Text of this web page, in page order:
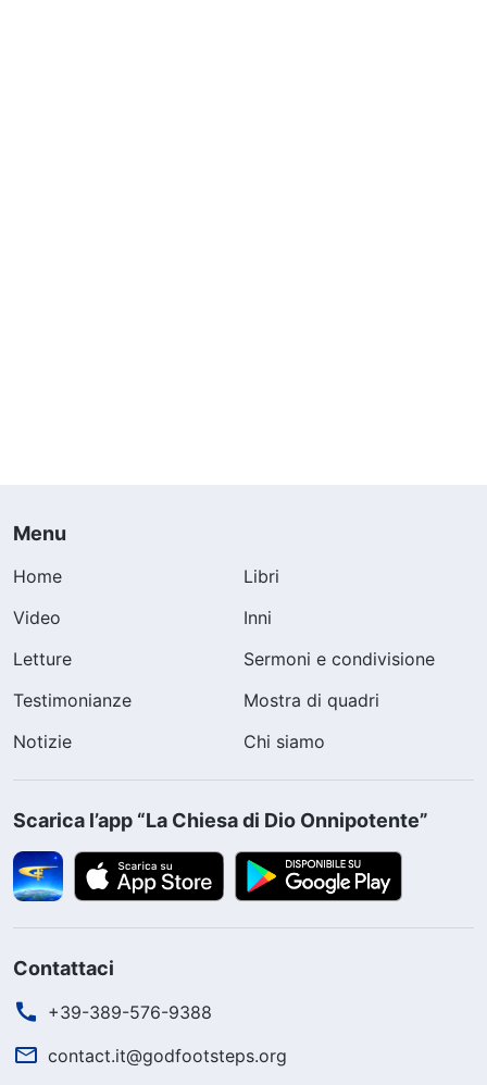
Menu
Home
Libri
Video
Inni
Letture
Sermoni e condivisione
Testimonianze
Mostra di quadri
Notizie
Chi siamo
Scarica l’app “La Chiesa di Dio Onnipotente”
Contattaci
+39-389-576-9388
contact.it@godfootsteps.org